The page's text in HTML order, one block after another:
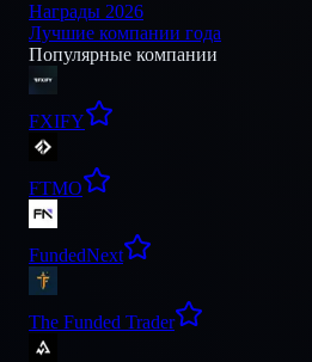
Награды 2026
Лучшие компании года
Популярные компании
FXIFY
FTMO
FundedNext
The Funded Trader